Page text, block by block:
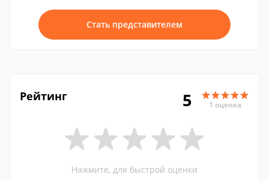
Стать представителем
Рейтинг 5 1 оценка
Нажмите, для быстрой оценки